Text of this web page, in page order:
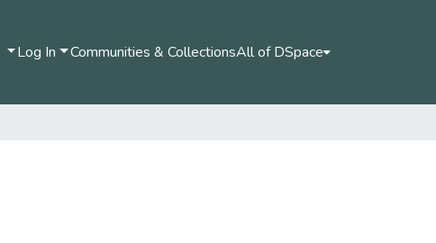
Log In Communities & CollectionsAll of DSpace